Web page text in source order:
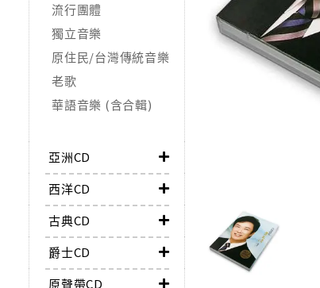
流行團體
獨立音樂
原住民/台灣傳統音樂
老歌
華語音樂 (含合輯)
亞洲CD
西洋CD
古典CD
爵士CD
原聲帶CD